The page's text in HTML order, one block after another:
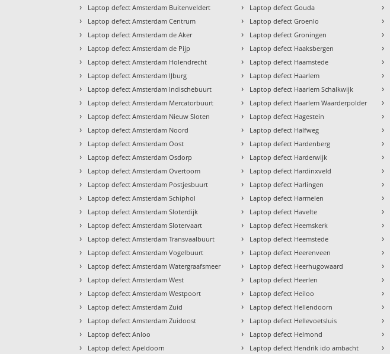
› Laptop defect Amsterdam Buitenveldert
› Laptop defect Amsterdam Centrum
› Laptop defect Amsterdam de Aker
› Laptop defect Amsterdam de Pijp
› Laptop defect Amsterdam Holendrecht
› Laptop defect Amsterdam IJburg
› Laptop defect Amsterdam Indischebuurt
› Laptop defect Amsterdam Mercatorbuurt
› Laptop defect Amsterdam Nieuw Sloten
› Laptop defect Amsterdam Noord
› Laptop defect Amsterdam Oost
› Laptop defect Amsterdam Osdorp
› Laptop defect Amsterdam Overtoom
› Laptop defect Amsterdam Postjesbuurt
› Laptop defect Amsterdam Schiphol
› Laptop defect Amsterdam Sloterdijk
› Laptop defect Amsterdam Slotervaart
› Laptop defect Amsterdam Transvaalbuurt
› Laptop defect Amsterdam Vogelbuurt
› Laptop defect Amsterdam Watergraafsmeer
› Laptop defect Amsterdam West
› Laptop defect Amsterdam Westpoort
› Laptop defect Amsterdam Zuid
› Laptop defect Amsterdam Zuidoost
› Laptop defect Anloo
› Laptop defect Apeldoorn
› Laptop defect Gouda
› Laptop defect Groenlo
› Laptop defect Groningen
› Laptop defect Haaksbergen
› Laptop defect Haamstede
› Laptop defect Haarlem
› Laptop defect Haarlem Schalkwijk
› Laptop defect Haarlem Waarderpolder
› Laptop defect Hagestein
› Laptop defect Halfweg
› Laptop defect Hardenberg
› Laptop defect Harderwijk
› Laptop defect Hardinxveld
› Laptop defect Harlingen
› Laptop defect Harmelen
› Laptop defect Havelte
› Laptop defect Heemskerk
› Laptop defect Heemstede
› Laptop defect Heerenveen
› Laptop defect Heerhugowaard
› Laptop defect Heerlen
› Laptop defect Heiloo
› Laptop defect Hellendoorn
› Laptop defect Hellevoetsluis
› Laptop defect Helmond
› Laptop defect Hendrik ido ambacht
›
›
›
›
›
›
›
›
›
›
›
›
›
›
›
›
›
›
›
›
›
›
›
›
›
›